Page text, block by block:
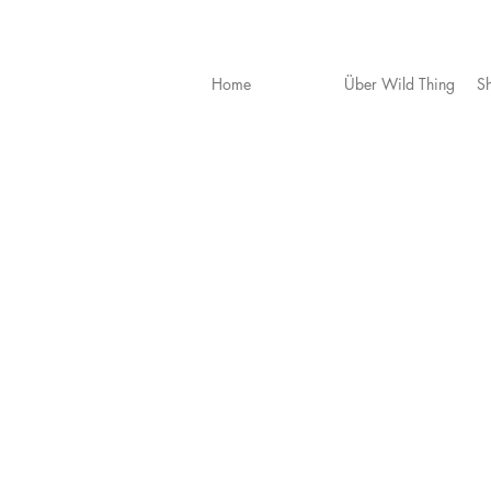
Home Über Wild Thing